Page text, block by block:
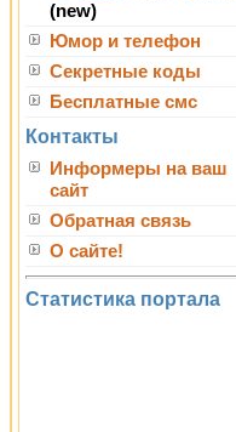
(new)
Юмор и телефон
Секретные коды
Бесплатные смс
Контакты
Информеры на ваш
сайт
Обратная связь
О сайте!
Статистика портала